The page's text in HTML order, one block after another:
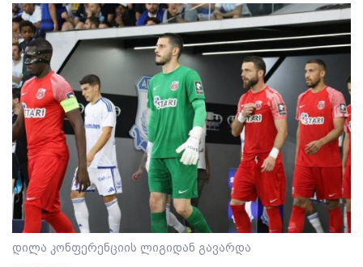
დილა კონფერენციის ლიგიდან გავარდა